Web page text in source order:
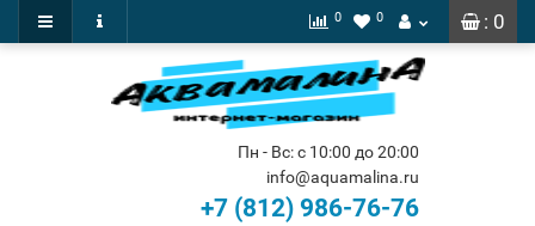
: 0
0 0
Пн - Вс: с 10:00 до 20:00
info@aquamalina.ru
+7 (812) 986-76-76